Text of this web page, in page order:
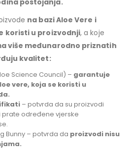
postojanja.
na bazi Aloe Vere i
koristi u proizvodnji, a koje
više međunarodno priznatih
kvalitet:
Science Council) – garantuje
vere, koja se koristi u
– potvrda da su proizvodi
određene vjerske
Bunny – potvrda da proizvodi nisu